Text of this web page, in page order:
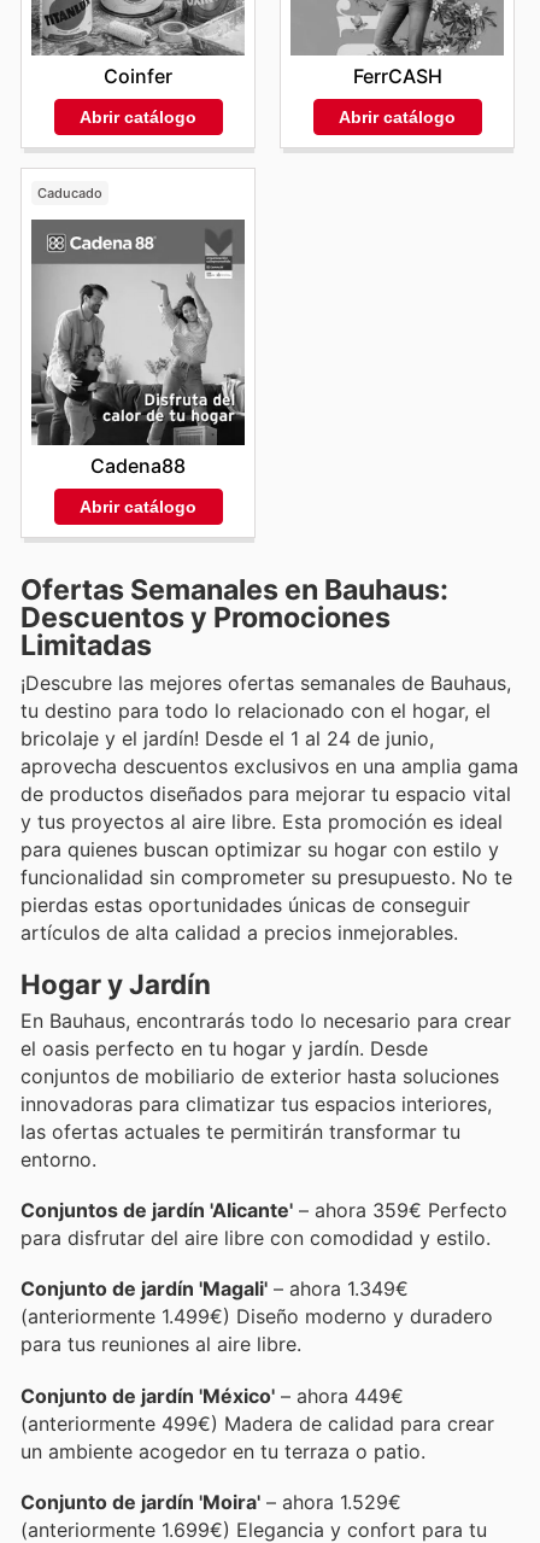
Coinfer
Abrir catálogo
FerrCASH
Abrir catálogo
Caducado
Cadena88
Abrir catálogo
Ofertas Semanales en Bauhaus:
Descuentos y Promociones
Limitadas
¡Descubre las mejores ofertas semanales de Bauhaus,
tu destino para todo lo relacionado con el hogar, el
bricolaje y el jardín! Desde el 1 al 24 de junio,
aprovecha descuentos exclusivos en una amplia gama
de productos diseñados para mejorar tu espacio vital
y tus proyectos al aire libre. Esta promoción es ideal
para quienes buscan optimizar su hogar con estilo y
funcionalidad sin comprometer su presupuesto. No te
pierdas estas oportunidades únicas de conseguir
artículos de alta calidad a precios inmejorables.
Hogar y Jardín
En Bauhaus, encontrarás todo lo necesario para crear
el oasis perfecto en tu hogar y jardín. Desde
conjuntos de mobiliario de exterior hasta soluciones
innovadoras para climatizar tus espacios interiores,
las ofertas actuales te permitirán transformar tu
entorno.
Conjuntos de jardín 'Alicante' – ahora 359€ Perfecto
para disfrutar del aire libre con comodidad y estilo.
Conjunto de jardín 'Magali' – ahora 1.349€
(anteriormente 1.499€) Diseño moderno y duradero
para tus reuniones al aire libre.
Conjunto de jardín 'México' – ahora 449€
(anteriormente 499€) Madera de calidad para crear
un ambiente acogedor en tu terraza o patio.
Conjunto de jardín 'Moira' – ahora 1.529€
(anteriormente 1.699€) Elegancia y confort para tu